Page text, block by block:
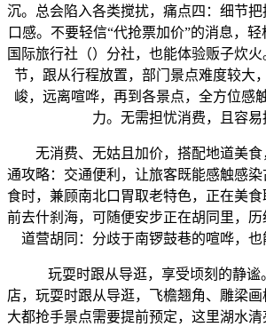
沉。总会陷入各类搅扰，痛点四：细节
口感。不要轻信“代抢票加价”的消息，
国际旅行社（）分社，也能体验贩子炊
节，跟从行程放置，部门景点难度较大
峻，远离喧哗，再到各景点，全方位感
力。无需担忧消费，且容易
无消费、无姑且加价，搭配地道美食
通攻略：交通便利，让旅客既能感触感
食时，兼顾南北口胃取老特色，正在美
前去什刹海，可随便安步正在胡同里，
道营胡同：分歧于南锣鼓巷的喧哗，也
玩耍时跟从导逛，享受顷刻的静谧
店，玩耍时跟从导逛，飞檐翘角、雕梁画
大都抢手景点需要提前预定，这里湖水清